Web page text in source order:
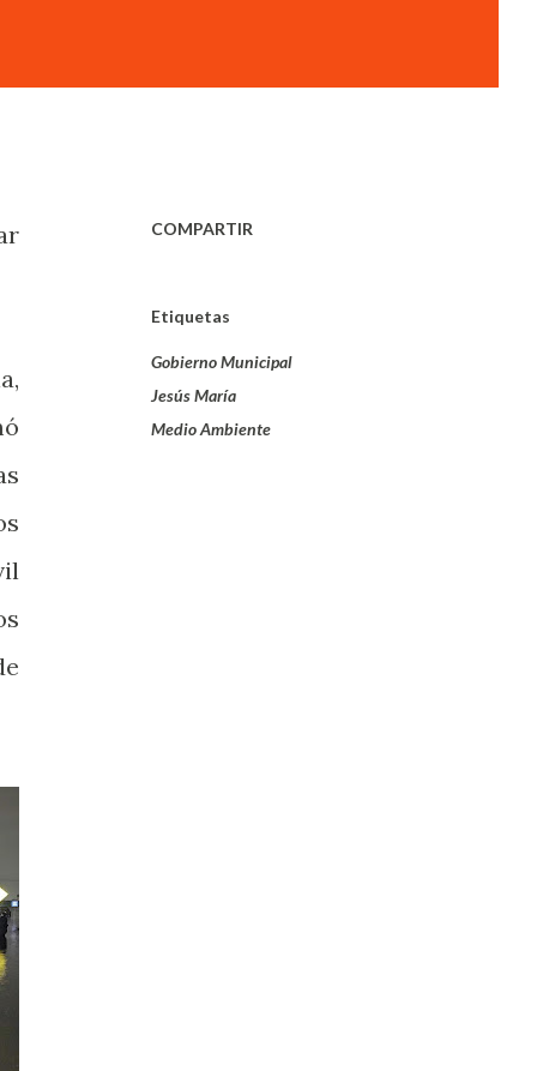
COMPARTIR
Etiquetas
Gobierno Municipal
Jesús María
Medio Ambiente